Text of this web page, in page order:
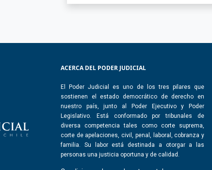
ACERCA DEL PODER JUDICIAL
El Poder Judicial es uno de los tres pilares que
sostienen el estado democrático de derecho en
nuestro país, junto al Poder Ejecutivo y Poder
Legislativo. Está conformado por tribunales de
diversa competencia tales como corte suprema,
corte de apelaciones, civil, penal, laboral, cobranza y
familia. Su labor está destinada a otorgar a las
personas una justicia oportuna y de calidad.